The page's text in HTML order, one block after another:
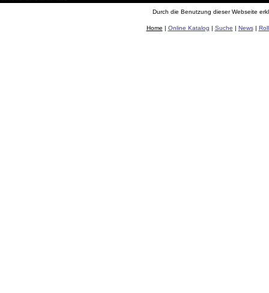
Durch die Benutzung dieser Webseite
Home | Online Katalog | Suche | News|